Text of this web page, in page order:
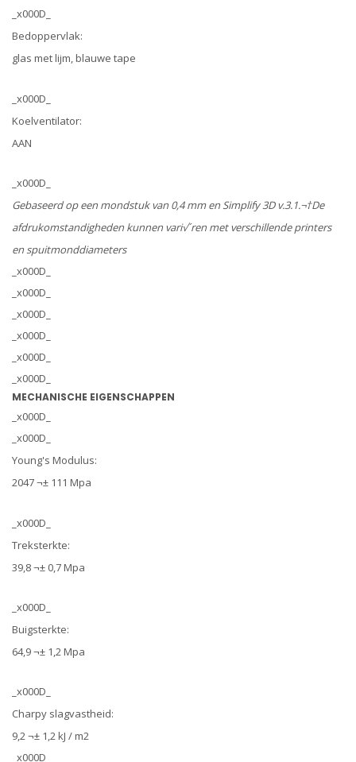
_x000D_
Bedoppervlak:
glas met lijm, blauwe tape
_x000D_
Koelventilator:
AAN
_x000D_
Gebaseerd op een mondstuk van 0,4 mm en Simplify 3D v.3.1.¬†De
afdrukomstandigheden kunnen vari√´ren met verschillende printers
en spuitmonddiameters
_x000D_
_x000D_
_x000D_
_x000D_
_x000D_
_x000D_
MECHANISCHE EIGENSCHAPPEN
_x000D_
_x000D_
Young's Modulus:
2047 ¬± 111 Mpa
_x000D_
Treksterkte:
39,8 ¬± 0,7 Mpa
_x000D_
Buigsterkte:
64,9 ¬± 1,2 Mpa
_x000D_
Charpy slagvastheid:
9,2 ¬± 1,2 kJ / m2
_x000D_